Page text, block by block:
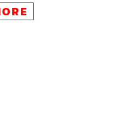
าลัยได้ปรับเปลี่ยนวิสัย
กรต่างๆ เพื่อทำให้ภาค